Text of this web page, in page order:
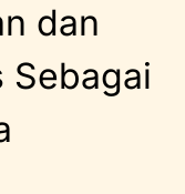
dan
Sebagai